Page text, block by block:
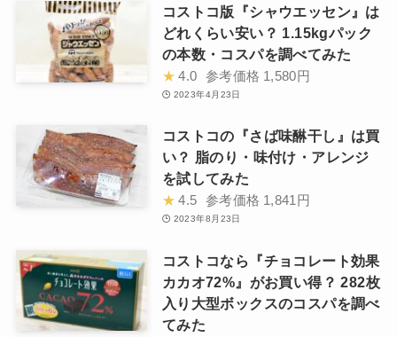
コストコ版『シャウエッセン』は
どれくらい安い？ 1.15kgパック
の本数・コスパを調べてみた
★ 4.0 参考価格 1,580円
2023年4月23日
コストコの『さば味醂干し』は買
い？ 脂のり・味付け・アレンジ
を試してみた
★ 4.5 参考価格 1,841円
2023年8月23日
コストコなら『チョコレート効果
カカオ72%』がお買い得？ 282枚
入り大型ボックスのコスパを調べ
てみた